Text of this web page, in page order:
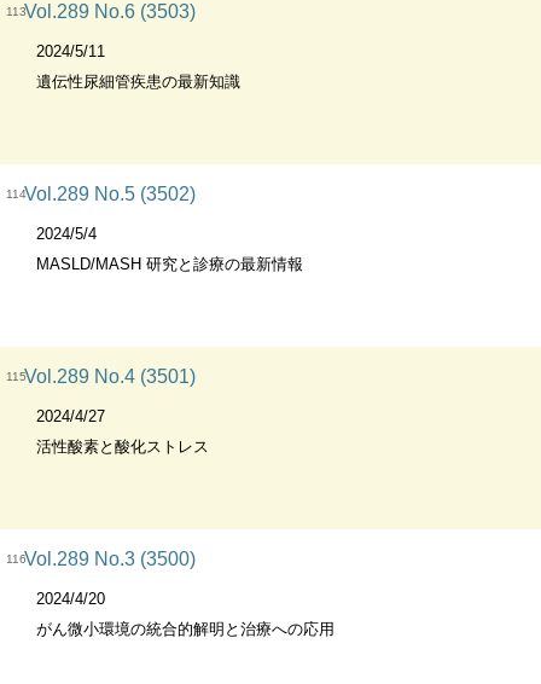
113Vol.289 No.6 (3503)
2024/5/11
遺伝性尿細管疾患の最新知識
114Vol.289 No.5 (3502)
2024/5/4
MASLD/MASH 研究と診療の最新情報
115Vol.289 No.4 (3501)
2024/4/27
活性酸素と酸化ストレス
116Vol.289 No.3 (3500)
2024/4/20
がん微小環境の統合的解明と治療への応用